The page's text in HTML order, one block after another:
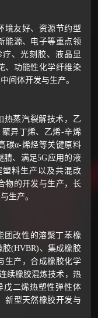
友好、资源节约型
能源、电子等重点领
、光刻胶、液晶显
、功能性化学纤维染
间体开发与生产。
蒸汽裂解技术，乙
异丁烯、乙烯-辛烯
碳α-烯烃等关键原料
腈、满足5G应用的液
料生产以及共混改
物的开发与生产，长
生产。
改性的溶聚丁苯橡
(HVBR)、集成橡胶
生产，合成橡胶化学
续橡胶混炼技术，热
戊二烯热塑性弹性体
新型天然橡胶开发与